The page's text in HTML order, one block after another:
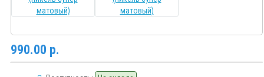
990.00 р.